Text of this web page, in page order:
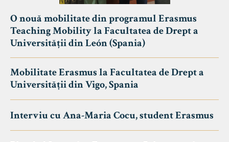
O nouă mobilitate din programul Erasmus
Teaching Mobility la Facultatea de Drept a
Universității din León (Spania)
Mobilitate Erasmus la Facultatea de Drept a
Universității din Vigo, Spania
Interviu cu Ana-Maria Cocu, student Erasmus